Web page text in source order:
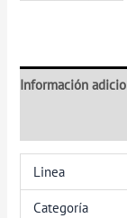
Información
Linea
Categoría